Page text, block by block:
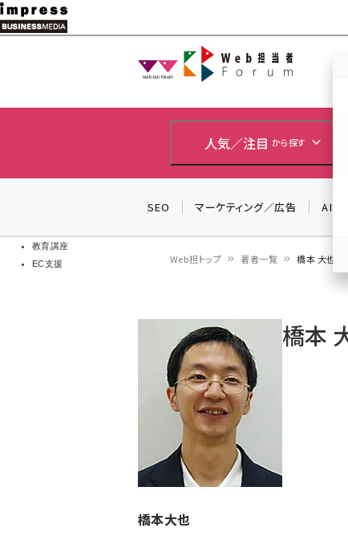
メ
イ
教育講座
EC支援
Web担当
人気／注目 から探す
SEO マーケティング／広告 AI
ン
Web担トップ 著者一覧 橋本 大也
橋本
橋本大也